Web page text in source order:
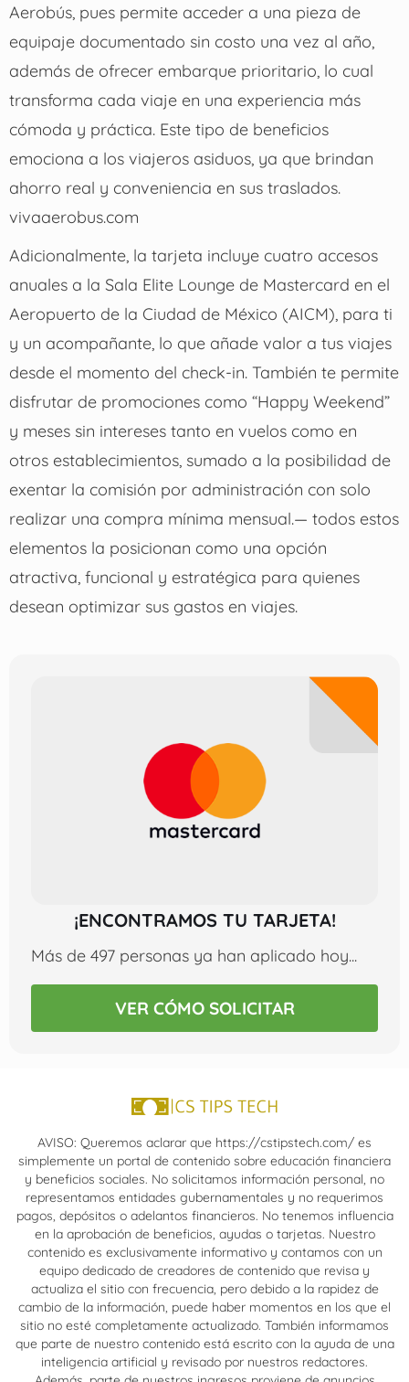
Aerobús, pues permite acceder a una pieza de
equipaje documentado sin costo una vez al año,
además de ofrecer embarque prioritario, lo cual
transforma cada viaje en una experiencia más
cómoda y práctica. Este tipo de beneficios
emociona a los viajeros asiduos, ya que brindan
ahorro real y conveniencia en sus traslados.
vivaaerobus.com
Adicionalmente, la tarjeta incluye cuatro accesos
anuales a la Sala Elite Lounge de Mastercard en el
Aeropuerto de la Ciudad de México (AICM), para ti
y un acompañante, lo que añade valor a tus viajes
desde el momento del check-in. También te permite
disfrutar de promociones como “Happy Weekend”
y meses sin intereses tanto en vuelos como en
otros establecimientos, sumado a la posibilidad de
exentar la comisión por administración con solo
realizar una compra mínima mensual.— todos estos
elementos la posicionan como una opción
atractiva, funcional y estratégica para quienes
desean optimizar sus gastos en viajes.
¡ENCONTRAMOS TU TARJETA!
Más de 497 personas ya han aplicado hoy...
VER CÓMO SOLICITAR
AVISO: Queremos aclarar que https://cstipstech.com/ es
simplemente un portal de contenido sobre educación financiera
y beneficios sociales. No solicitamos información personal, no
representamos entidades gubernamentales y no requerimos
pagos, depósitos o adelantos financieros. No tenemos influencia
en la aprobación de beneficios, ayudas o tarjetas. Nuestro
contenido es exclusivamente informativo y contamos con un
equipo dedicado de creadores de contenido que revisa y
actualiza el sitio con frecuencia, pero debido a la rapidez de
cambio de la información, puede haber momentos en los que el
sitio no esté completamente actualizado. También informamos
que parte de nuestro contenido está escrito con la ayuda de una
inteligencia artificial y revisado por nuestros redactores.